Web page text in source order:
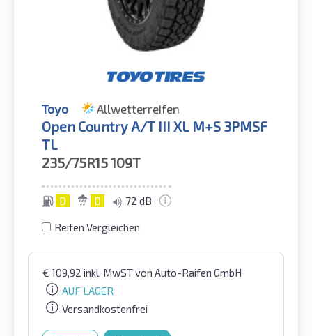
Toyo Allwetterreifen
Open Country A/T III XL M+S 3PMSF
TL
235/75R15109T
D D 72 dB
Reifen Vergleichen
€ 109,92 inkl. MwSTvon Auto-Raifen GmbH
AUF LAGER
Versandkostenfrei